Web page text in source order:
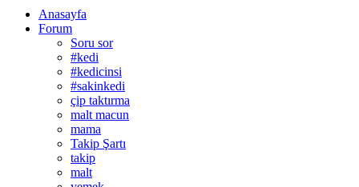
Anasayfa
Forum
Soru sor
#kedi
#kedicinsi
#sakinkedi
çip taktırma
malt macun
mama
Takip Şartı
takip
malt